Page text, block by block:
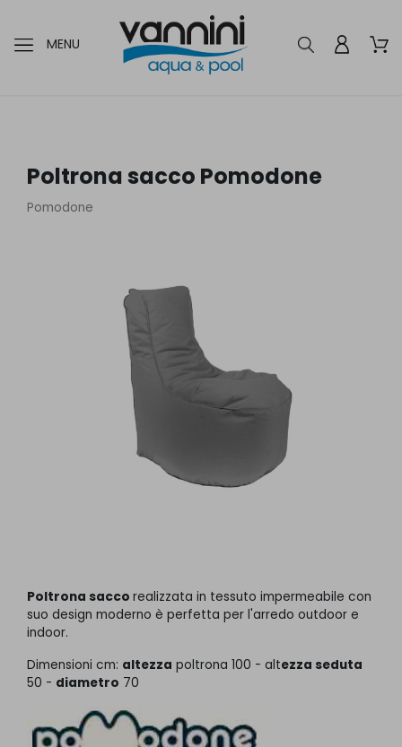
MENU
Poltrona sacco Pomodone
Pomodone
Poltrona sacco realizzata in tessuto impermeabile con
suo design moderno è perfetta per l'arredo outdoor e
indoor.
Dimensioni cm: altezza poltrona 100 - altezza seduta
50 - diametro 70